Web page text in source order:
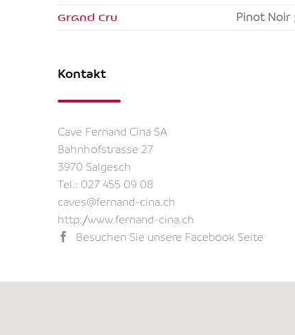
Grand Cru Pinot
Kontakt
Cave Fernand Cina SA
Bahnhofstrasse 27
3970 Salgesch
Tel.: 027 455 09 08
caves@fernand-cina.ch
http://www.fernand-cina.ch
Besuchen Sie unsere Facebook Seite